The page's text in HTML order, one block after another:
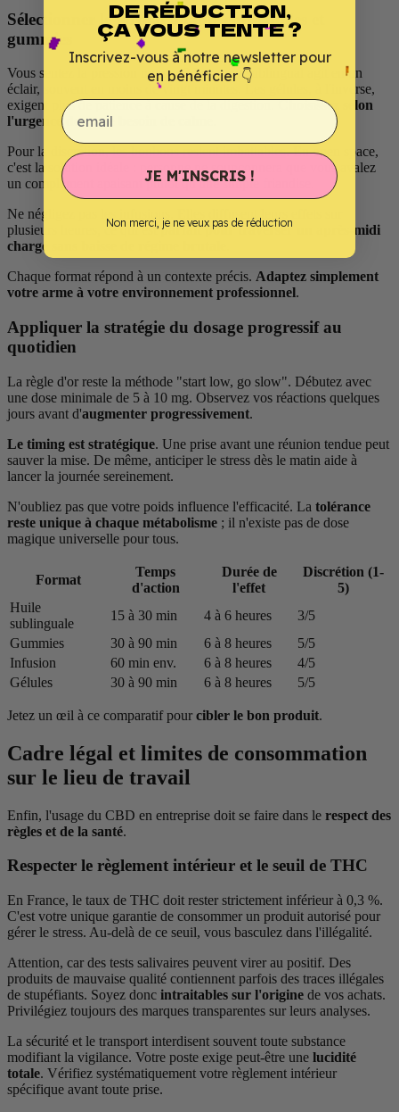
Sélectionner le format adapté entre huiles et
gummies
Vous sentez la pression monter ? Le spray sublingual agit en un
éclair, souvent en moins de vingt minutes. Les gélules, à l'inverse,
exigent plus de patience à cause de la digestion.Choisissez selon
l'urgence de votre besoin de calme
Pour la discrétion,les bonbons restent imbattables. En open space,
c'est la solution idéale : personne ne soupçonnera que vous avalez
un complément apaisant plutôt qu'une simple friandise.
Ne négligez pas les infusions. Elles diffusent leurs effets sur
plusieurs heures, ce qui est parfait pour traverser un après-midi
chargé sans baisse de régime brutale
Chaque format répond à un contexte précis. Adaptez simplement
votre arme à votre environnement professionnel.
Appliquer la stratégie du dosage progressif au
quotidien
La règle d'or reste la méthode "start low, go slow". Débutez avec
une dose minimale de 5 à 10 mg. Observez vos réactions quelques
jours avant d'augmenter progressivement.
Le timing est stratégique. Une prise avant une réunion tendue peut
sauver la mise. De même, anticiper le stress dès le matin aide à
lancer la journée sereinement.
N'oubliez pas que votre poids influence l'efficacité. La tolérance
reste unique à chaque métabolisme ; il n'existe pas de dose
magique universelle pour tous.
Format
Temps
d'action
Durée de
l'effet
Discrétion (1-
5)
Huile
sublinguale
15 à 30 min 4 à 6 heures
3/5
Gummies
30 à 90 min 6 à 8 heures
5/5
Infusion
60 min env. 6 à 8 heures
4/5
Gélules
30 à 90 min 6 à 8 heures 5/5
Jetez un œil à ce comparatif pour cibler le bon produit.
Cadre légal et limites de consommation
sur le lieu de travail
Enfin, l'usage du CBD en entreprise doit se faire dans le respect des
règles et de la santé.
Respecter le règlement intérieur et le seuil de THC
En France, le taux de THC doit rester strictement inférieur à 0,3 %.
C'est votre unique garantie de consommer un produit autorisé pour
gérer le stress. Au-delà de ce seuil, vous basculez dans l'illégalité.
Attention, car des tests salivaires peuvent virer au positif. Des
produits de mauvaise qualité contiennent parfois des traces illégales
de stupéfiants. Soyez donc intraitables sur l'origine de vos achats.
Privilégiez toujours des marques transparentes sur leurs analyses.
La sécurité et le transport interdisent souvent toute substance
modifiant la vigilance. Votre poste exige peut-être une lucidité
totale. Vérifiez systématiquement votre règlement intérieur
spécifique avant toute prise.
DE RÉDUCTION,
ÇA VOUS TENTE ?
Inscrivez-vous à notre newsletter pour
en bénéficier 👇
email
JE M'INSCRIS !
Non merci, je ne veux pas de réduction